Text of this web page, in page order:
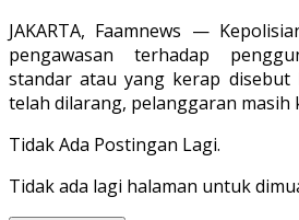
JAKARTA, Faamnews —
pengawasan terhadap
standar atau yang kerap
telah dilarang, pelanggaran masih
Tidak Ada Postingan Lagi.
Tidak ada lagi halaman untuk